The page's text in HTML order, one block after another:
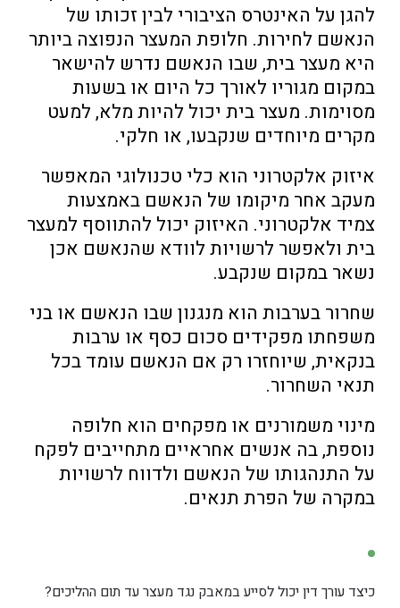
להגן על האינטרס הציבורי לבין זכותו של
הנאשם לחירות. חלופת המעצר הנפוצה ביותר
היא מעצר בית, שבו הנאשם נדרש להישאר
במקום מגוריו לאורך כל היום או בשעות
מסוימות. מעצר בית יכול להיות מלא, למעט
מקרים מיוחדים שנקבעו, או חלקי.
איזוק אלקטרוני הוא כלי טכנולוגי המאפשר
מעקב אחר מיקומו של הנאשם באמצעות
צמיד אלקטרוני. האיזוק יכול להתווסף למעצר
בית ולאפשר לרשויות לוודא שהנאשם אכן
נשאר במקום שנקבע.
שחרור בערבות הוא מנגנון שבו הנאשם או בני
משפחתו מפקידים סכום כסף או ערבות
בנקאית, שיוחזרו רק אם הנאשם עומד בכל
תנאי השחרור.
מינוי משמורנים או מפקחים הוא חלופה
נוספת, בה אנשים אחראיים מתחייבים לפקח
על התנהגותו של הנאשם ולדווח לרשויות
במקרה של הפרת תנאים.
כיצד עורך דין יכול לסייע במאבק נגד מעצר עד תום ההליכים?